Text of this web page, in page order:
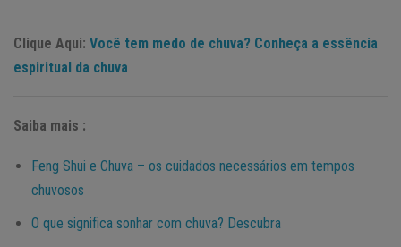
Clique Aqui: Você tem medo de chuva? Conheça a essência
espiritual da chuva
Saiba mais :
Feng Shui e Chuva – os cuidados necessários em tempos
chuvosos
O que significa sonhar com chuva? Descubra